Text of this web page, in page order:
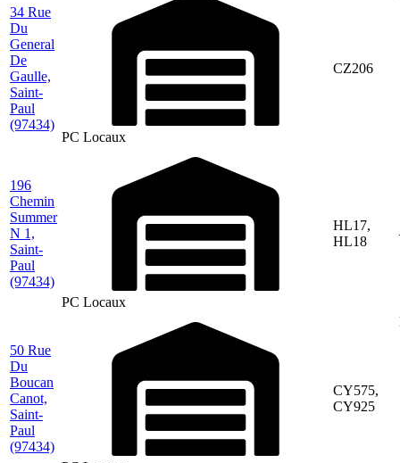
34 Rue
Du
General
De
Gaulle,
Saint-
Paul
(97434)
PC Locaux
CZ206
196
Chemin
Summer
N 1,
Saint-
Paul
(97434)
PC Locaux
HL17,
HL18
50 Rue
Du
Boucan
Canot,
Saint-
Paul
(97434)
CY575,
CY925